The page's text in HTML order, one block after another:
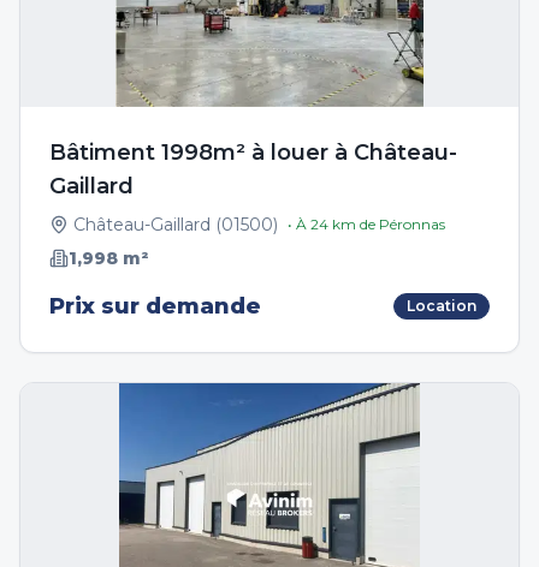
Bâtiment 1998m² à louer à Château-
Gaillard
Château-Gaillard (01500) • À 24 km de Péronnas
1,998 m²
Prix sur demande Location